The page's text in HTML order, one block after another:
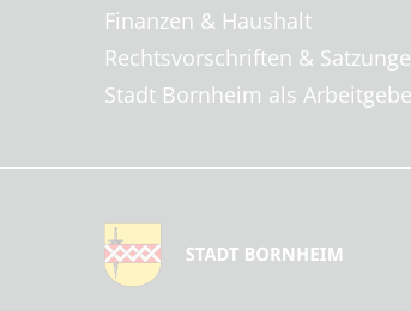
Finanzen & Haushalt
Rechtsvorschriften &
Stadt Bornheim als